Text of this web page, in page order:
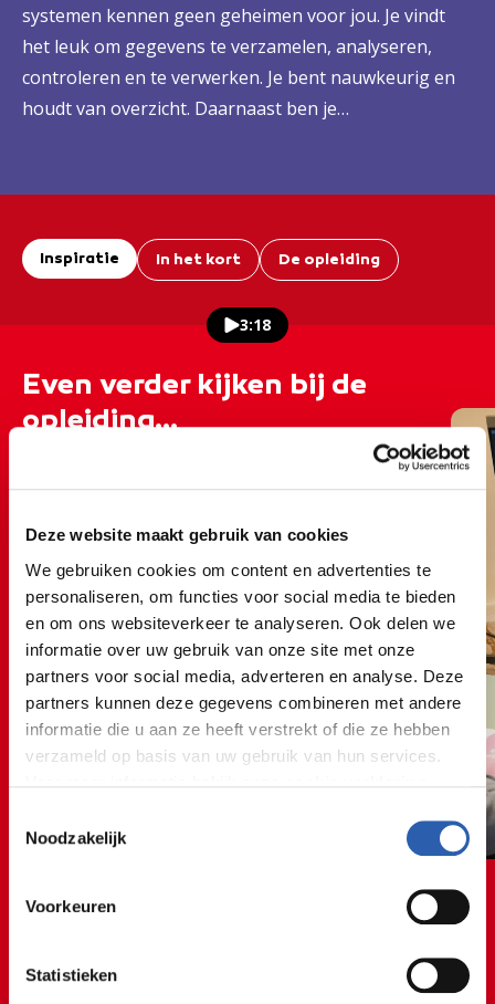
Deze website maakt gebruik van cookies
We gebruiken cookies om content en advertenties te
personaliseren, om functies voor social media te bieden
en om ons websiteverkeer te analyseren. Ook delen we
informatie over uw gebruik van onze site met onze
partners voor social media, adverteren en analyse. Deze
partners kunnen deze gegevens combineren met andere
informatie die u aan ze heeft verstrekt of die ze hebben
verzameld op basis van uw gebruik van hun services.
We werken samen met
die uw gegevens
Noodzakelijk
Voorkeuren
Statistieken
systemen kennen geen geheimen voor jou. Je vindt
het leuk om gegevens te verzamelen, analyseren,
controleren en te verwerken. Je bent nauwkeurig en
houdt van overzicht. Daarnaast ben je
Inspiratie In het kort De opleiding
3:18
Even verder kijken bij de
opleiding...